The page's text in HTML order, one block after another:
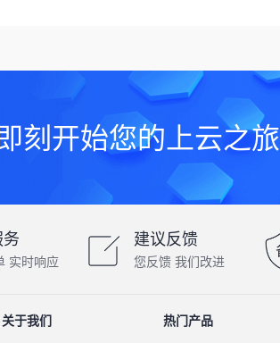
刻开始您的上云之旅
实时响应
建议反馈
您反馈 我们改进
关于我们
热门产品